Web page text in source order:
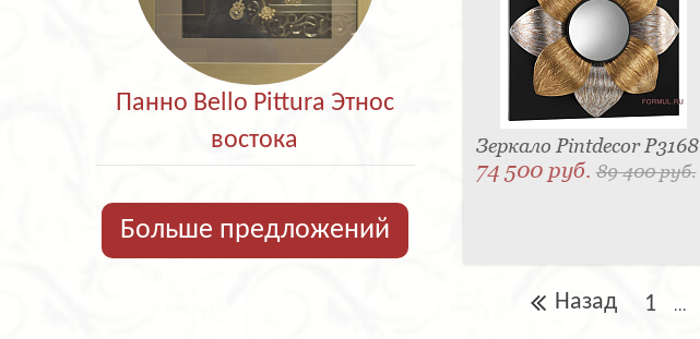
Панно Bello Pittura Этнос
востока
Больше предложений
Зеркало Pintdecor P3168
74 500 руб.89 400 руб.
Назад 1 ...